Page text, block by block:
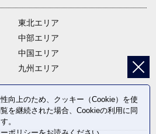
東北エリア
中部エリア
中国エリア
九州エリア
向上のため、クッキー（Cookie）を使
を継続された場合、Cookieの利用に同
。